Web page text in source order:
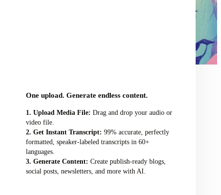
One upload. Generate endless content.
Upload Media File: Drag and drop your audio or
video file.
Get Instant Transcript: 99% accurate, perfectly
formatted, speaker-labeled transcripts in 60+
languages.
Generate Content: Create publish-ready blogs,
social posts, newsletters, and more with AI.